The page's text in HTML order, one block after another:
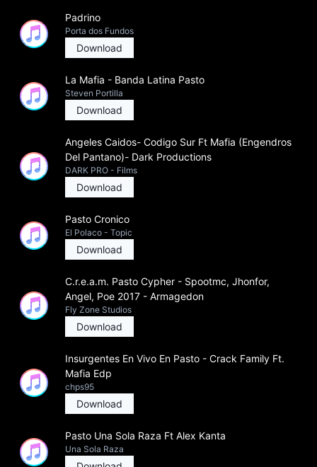
Padrino
Porta dos Fundos
Download
La Mafia - Banda Latina Pasto
Steven Portilla
Download
Angeles Caidos- Codigo Sur Ft Mafia (Engendros
Del Pantano)- Dark Productions
DARK PRO - Films
Download
Pasto Cronico
El Polaco - Topic
Download
C.r.e.a.m. Pasto Cypher - Spootmc, Jhonfor,
Angel, Poe 2017 - Armagedon
Fly Zone Studios
Download
Insurgentes En Vivo En Pasto - Crack Family Ft.
Mafia Edp
chps95
Download
Pasto Una Sola Raza Ft Alex Kanta
Una Sola Raza